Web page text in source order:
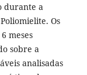
durante a
Os
meses
sobre a
analisadas